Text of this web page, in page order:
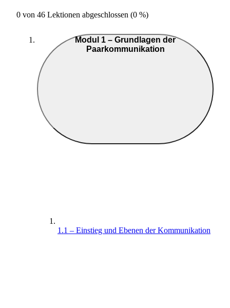
0 von 46 Lektionen abgeschlossen (0 %)
Modul 1 – Grundlagen der
Paarkommunikation
1.1 – Einstieg und Ebenen der Kommunikation